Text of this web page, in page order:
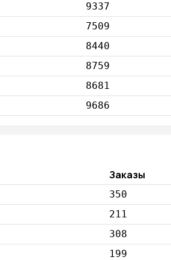
9337
7509
8440
8759
8681
9686
Заказы
350
211
308
199